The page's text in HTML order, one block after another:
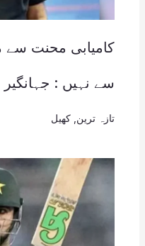
کامیابی محنت
سے نہیں :
تازہ ترین کھیل